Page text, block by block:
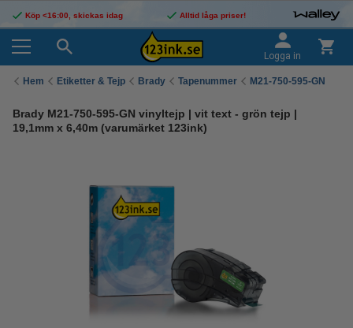
Köp <16:00, skickas idag Alltid låga priser!
Logga in
Hem Etiketter & Tejp Brady Tapenummer M21-750-595-GN
Brady M21-750-595-GN vinyltejp | vit text - grön tejp |
19,1mm x 6,40m (varumärket 123ink)